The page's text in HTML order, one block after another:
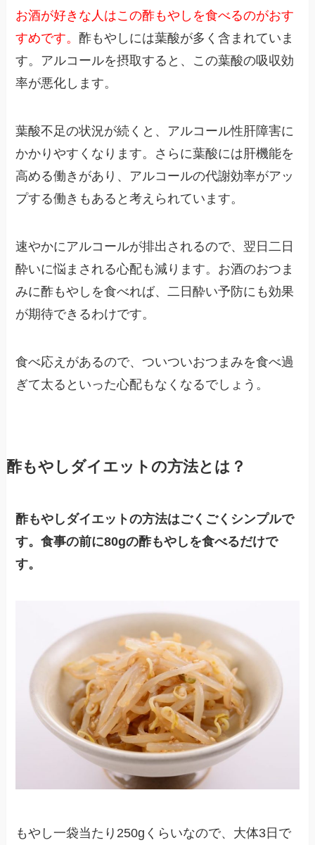
お酒が好きな人はこの酢もやしを食べるのがおす
すめです。 酢もやしには葉酸が多く含まれていま
す。アルコールを摂取すると、この葉酸の吸収効
率が悪化します。
葉酸不足の状況が続くと、アルコール性肝障害に
かかりやすくなります。さらに葉酸には肝機能を
高める働きがあり、アルコールの代謝効率がアッ
プする働きもあると考えられています。
速やかにアルコールが排出されるので、翌日二日
酔いに悩まされる心配も減ります。お酒のおつま
みに酢もやしを食べれば、二日酔い予防にも効果
が期待できるわけです。
食べ応えがあるので、ついついおつまみを食べ過
ぎて太るといった心配もなくなるでしょう。
酢もやしダイエットの方法とは？
酢もやしダイエットの方法はごくごくシンプルで
す。食事の前に80gの酢もやしを食べるだけで
す。
もやし一袋当たり250gくらいなので、大体3日で